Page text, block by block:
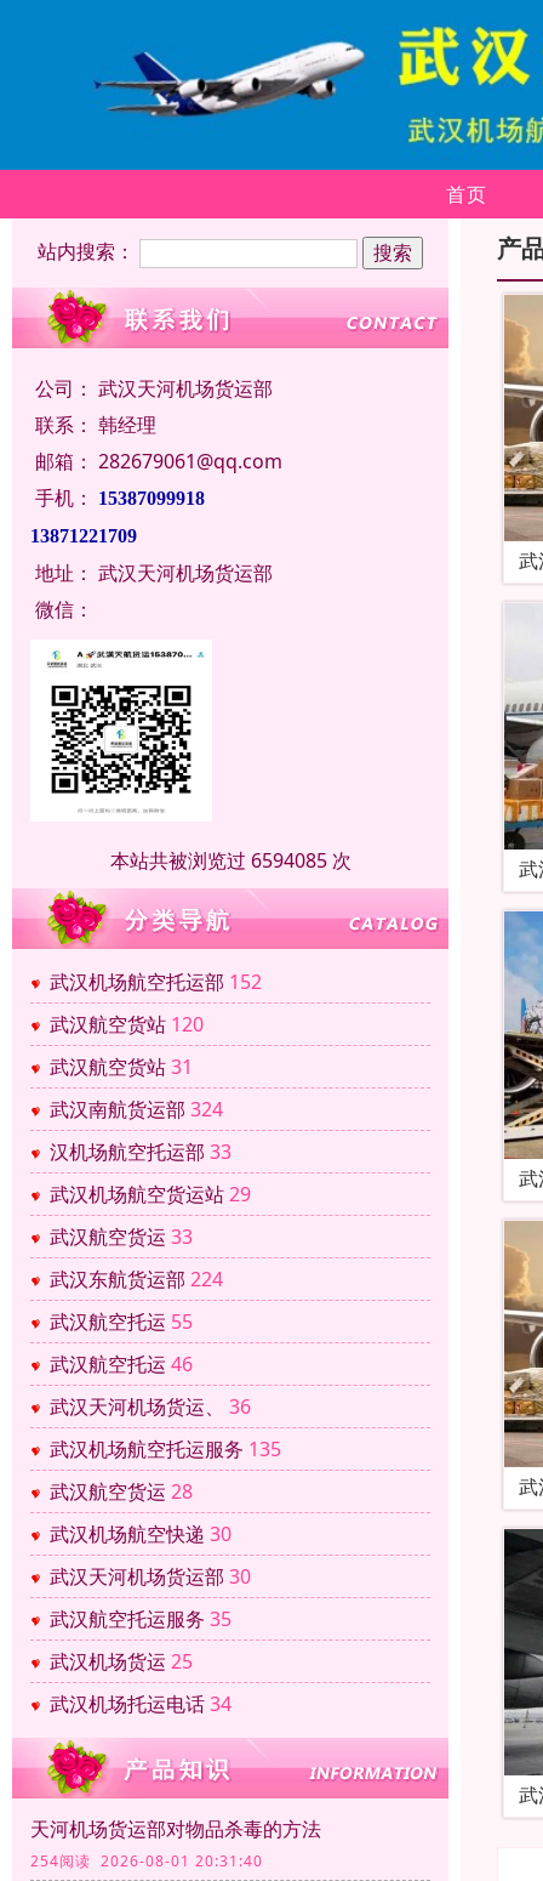
首页
站内搜索：
公司： 武汉天河机场货运部
联系： 韩经理
邮箱： 282679061@qq.com
手机：
15387099918
13871221709
地址： 武汉天河机场货运部
微信：
本站共被浏览过 6594085 次
武汉机场航空托运部 152
武汉航空货站 120
武汉航空货站31
武汉南航货运部 324
汉机场航空托运部 33
武汉机场航空货运站29
武汉航空货运 33
武汉东航货运部 224
武汉航空托运 55
武汉航空托运 46
武汉天河机场货运、
36
武汉机场航空托运服务 135
武汉航空货运 28
武汉机场航空快递 30
武汉天河机场货运部 30
武汉航空托运服务 35
武汉机场货运 25
武汉机场托运电话34
天河机场货运部对物品杀毒的方法
254阅读 2026-08-01 20:31:40
产
武
武
武
武
武